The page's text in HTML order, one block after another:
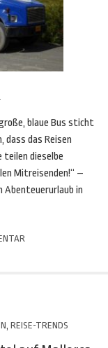
blaue Bus sticht
dass das Reisen
teilen dieselbe
Mitreisenden!“ –
Abenteuerurlaub in
REISE-TRENDS